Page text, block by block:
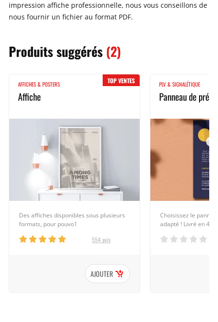
impression affiche professionnelle, nous vous conseillons de
nous fournir un fichier au format PDF.
Produitssuggérés(2)
TOP VENTES
AFFICHES & POSTERS
Affiche
Des affiches disponibles sous plusieurs
formats, pour pouvo1
554 avis
AJOUTER
PLV & SIGNALÉTIQUE
Panneau de
Choisissez le
adapté ! Livré en 4h,1